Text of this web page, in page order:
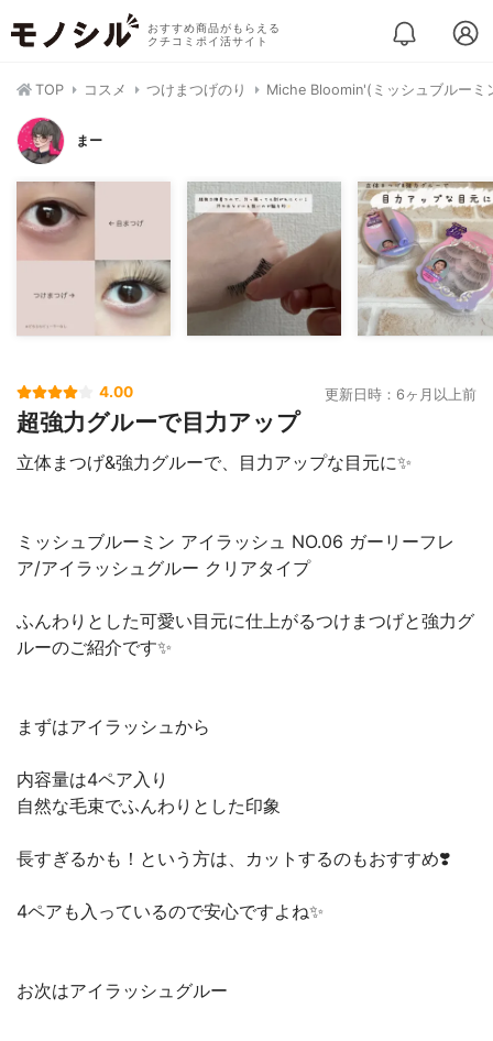
おすすめ商品がもらえる
クチコミポイ活サイト
TOP コスメ つけまつげのり Miche Bloomin'(ミッシュブルーミ
まー
4.00 更新日時：6ヶ月以上前
超強力グルーで目力アップ
立体まつげ&強力グルーで、目力アップな目元に✨
ミッシュブルーミン アイラッシュ NO.06 ガーリーフレ
ア/アイラッシュグルー クリアタイプ
ふんわりとした可愛い目元に仕上がるつけまつげと強力グ
ルーのご紹介です✨
まずはアイラッシュから
内容量は4ペア入り
自然な毛束でふんわりとした印象
長すぎるかも！という方は、カットするのもおすすめ❣️
4ペアも入っているので安心ですよね✨
お次はアイラッシュグルー